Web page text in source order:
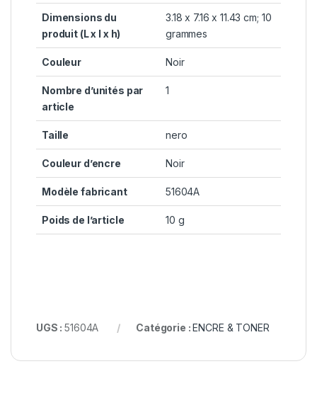
Dimensions du
produit (L x l x h)
3.18 x 7.16 x 11.43 cm; 10
grammes
Couleur Noir
Nombre d’unités par
article
1
Taille nero
Couleur d’encre Noir
Modèle fabricant 51604A
Poids de l’article 10 g
UGS :51604A Catégorie :ENCRE & TONER